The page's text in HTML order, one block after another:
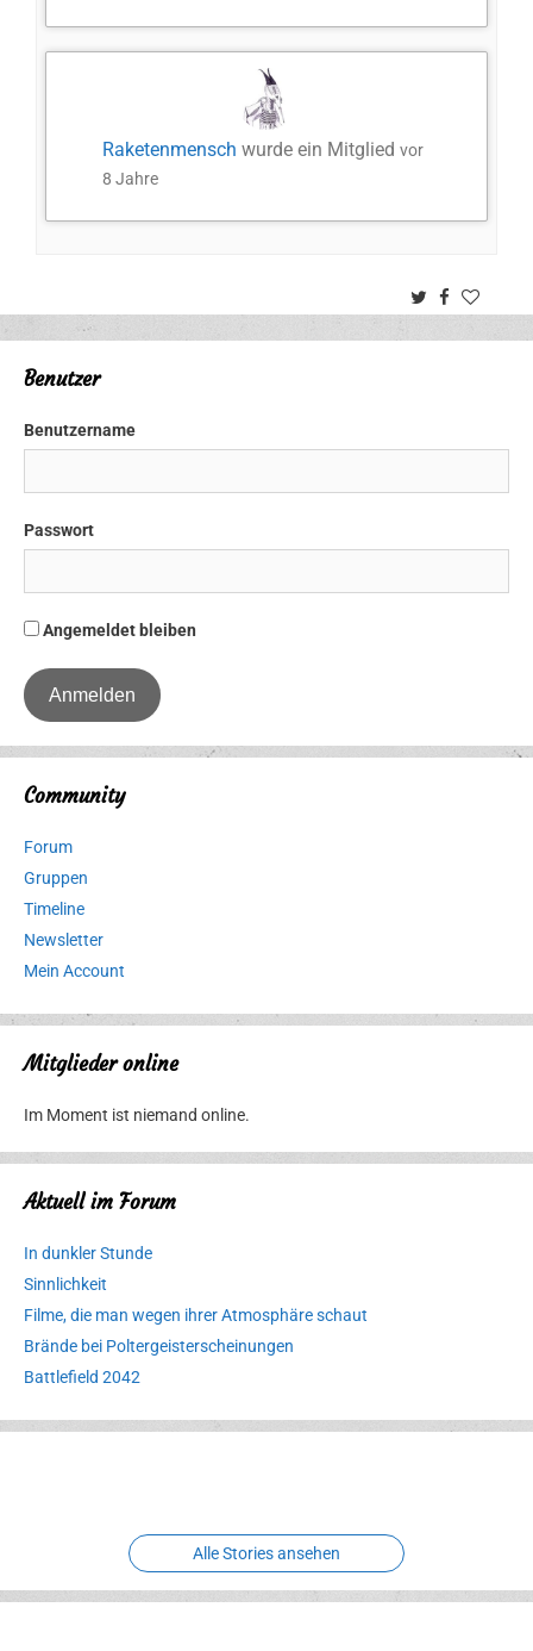
Raketenmensch wurde ein Mitgliedvor
8 Jahre
TwitterFacebook
Benutzer
Benutzername
Passwort
Angemeldet bleiben
Community
Forum
Gruppen
Timeline
Newsletter
Mein Account
Mitglieder online
Im Moment ist niemand online.
Aktuell im Forum
In dunkler Stunde
Sinnlichkeit
Filme, die man wegen ihrer Atmosphäre schaut
Brände bei Poltergeisterscheinungen
Battlefield 2042
Erlebnispark
Verbotene
Alle Stories ansehen